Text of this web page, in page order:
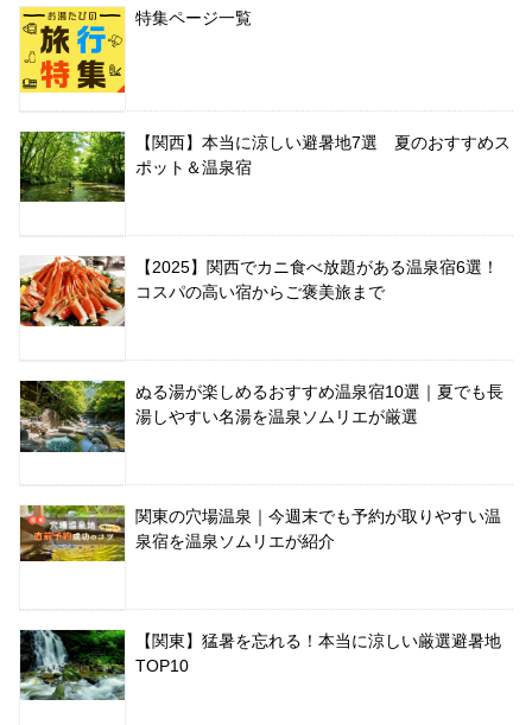
特集ページ一覧
【関西】本当に涼しい避暑地7選 夏のおすすめス
ポット＆温泉宿
【2025】関西でカニ食べ放題がある温泉宿6選！
コスパの高い宿からご褒美旅まで
ぬる湯が楽しめるおすすめ温泉宿10選｜夏でも長
湯しやすい名湯を温泉ソムリエが厳選
関東の穴場温泉｜今週末でも予約が取りやすい温
泉宿を温泉ソムリエが紹介
【関東】猛暑を忘れる！本当に涼しい厳選避暑地
TOP10